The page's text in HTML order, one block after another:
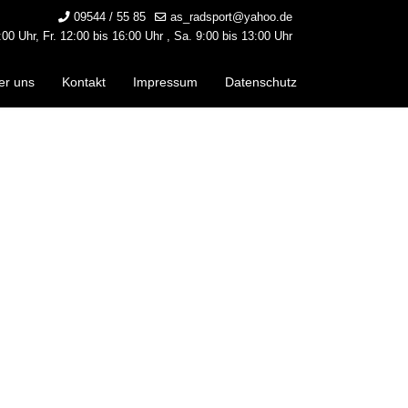
09544 / 55 85
as_radsport@yahoo.de
Uhr, Fr. 12:00 bis 16:00 Uhr , Sa. 9:00 bis 13:00 Uhr
uns Kontakt Impressum Datenschutz